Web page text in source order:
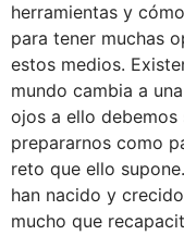
herramientas y
para tener muchas
estos medios.
mundo cambia a
ojos a ello
prepararnos como
reto que ello
han nacido y
mucho que